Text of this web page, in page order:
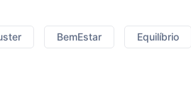
BemEstar Equilíbrio